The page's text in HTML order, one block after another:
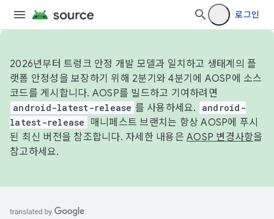
로그인
2026년부터 트렁크 안정 개발 모델과 일치하고 생태계의 플
랫폼 안정성을 보장하기 위해 2분기와 4분기에 AOSP에 소스
코드를 게시합니다. AOSP를 빌드하고 기여하려면
android-latest-release 를 사용하세요.
android-
latest-release
매니페스트 브랜치는 항상 AOSP에 푸시
된 최신 버전을 참조합니다. 자세한 내용은 AOSP 변경사항을
참고하세요.